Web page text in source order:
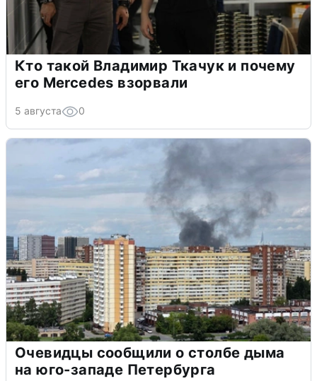
Кто такой Владимир Ткачук и почему
его Mercedes взорвали
5 августа 0
Очевидцы сообщили о столбе дыма
на юго-западе Петербурга